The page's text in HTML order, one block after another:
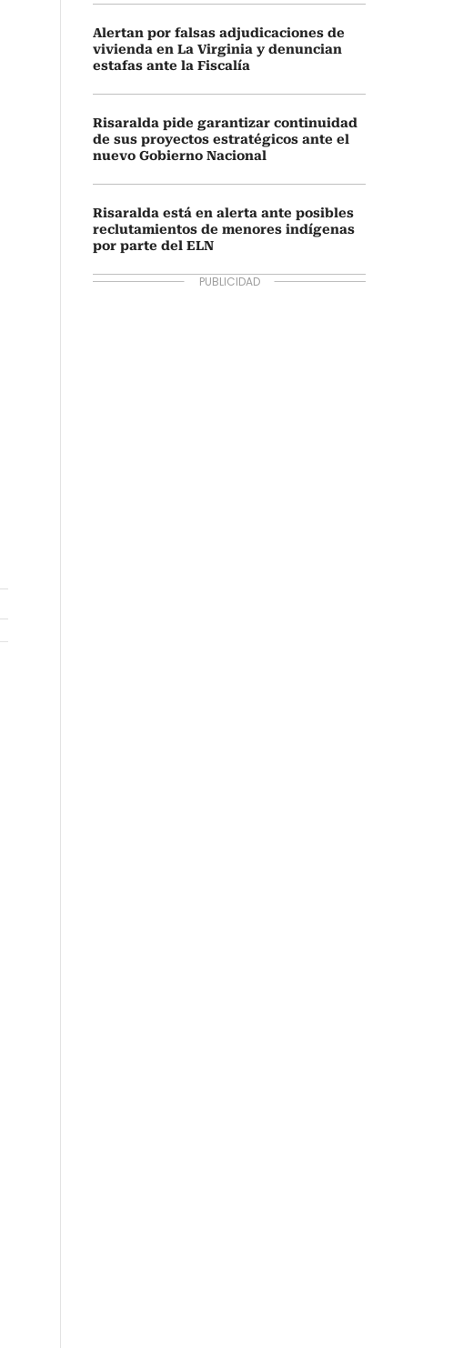
Alertan por falsas adjudicaciones de
vivienda en La Virginia y denuncian
estafas ante la Fiscalía
Risaralda pide garantizar continuidad
de sus proyectos estratégicos ante el
nuevo Gobierno Nacional
Risaralda está en alerta ante posibles
reclutamientos de menores indígenas
por parte del ELN